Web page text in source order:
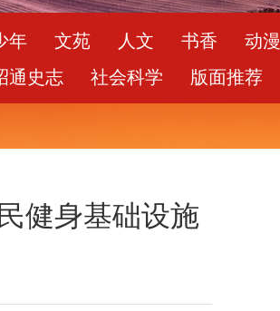
年 文苑 人文 书香
动漫
通史志
社会科学 版面推荐
健身基础设施